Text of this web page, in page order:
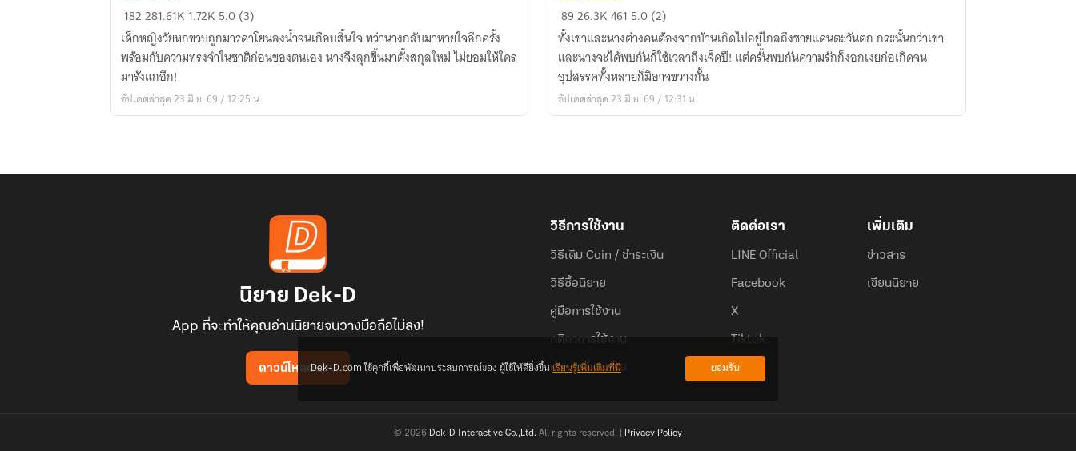
EBook/
เทียน
ซิ
น
เห
ยียน
182281.61K 1.72K 5.0 (3)
เด็กหญิงวัยหกขวบถูกมารดาโยนลงน้ำจนเกือบสิ้นใจ ทว่านางกลับมาหายใจอีกครั้ง
พร้อมกับความทรงจำในชาติก่อนของตนเอง นางจึงลุกขึ้นมาตั้งสกุลใหม่ ไม่ยอมให้ใคร
มารังแกอีก!
อัปเดตล่าสุด 23 มิ.ย. 69 / 12:25 น.
Ebook/
สุด
หล้า
วาสนา
รัก
8926.3K461 5.0 (2)
ทั้งเขาและนางต่างคนต้องจากบ้านเกิดไปอยู่ไกลถึงชายแดนตะวันตก กระนั้นกว่าเขา
และนางจะได้พบกันก็ใช้เวลาถึงเจ็ดปี! แต่ครั้นพบกันความรักก็งอกเงยก่อเกิดจน
อุปสรรคทั้งหลายก็มิอาจขวางกั้น
อัปเดตล่าสุด 23 มิ.ย. 69 / 12:31 น.
นิยาย Dek-D
App ที่จะทำให้คุณอ่านนิยายจนวางมือถือไม่ลง!
ดาวน์โหลดแอป
วิธีการใช้งาน
วิธีเติม Coin / ชำระเงิน
วิธีซื้อนิยาย
คู่มือการใช้งาน
กติกาการใช้งาน
คำถามที่พบบ่อย
ติดต่อเรา
LINE Official
Facebook
X
Tiktok
เพิ่มเติม
ข่าวสาร
เขียนนิยาย
© 2026 Dek-D Interactive Co.,Ltd. All rights reserved. | Privacy Policy
Dek-D.com ใช้คุกกี้เพื่อพัฒนาประสบการณ์ของ ผู้ใช้ให้ดียิ่งขึ้นเรียนรู้เพิ่มเติมที่นี่ ยอมรับ